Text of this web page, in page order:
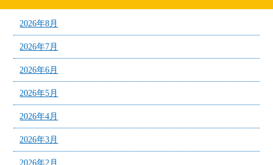
2026年8月
2026年7月
2026年6月
2026年5月
2026年4月
2026年3月
2026年2月